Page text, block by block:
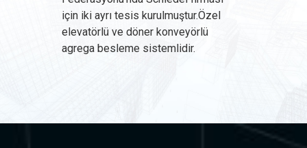
için iki ayrı tesis kurulmuştur.Özel
elevatörlü ve döner konveyörlü
agrega besleme sistemlidir.